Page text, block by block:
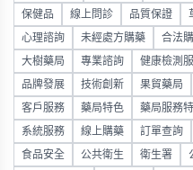
保健品 線上問診 品質保證
心理諮詢 未經處方購藥 合法
大樹藥局 專業諮詢 健康檢測
品牌發展 技術創新 果貿藥局
客戶服務 藥局特色 藥局服務
系統服務 線上購藥 訂單查詢
食品安全 公共衛生 衛生署